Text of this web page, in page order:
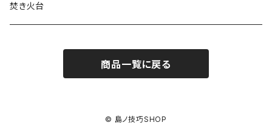
焚き火台
商品一覧に戻る
© 島ノ技巧SHOP